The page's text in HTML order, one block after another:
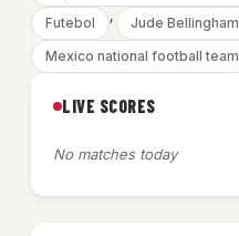
Futebol , Jude Bellingham
Mexico national football team
LIVE SCORES
No matches today